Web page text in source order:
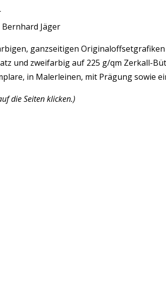
Jäger
ganzseitigen
und zweifarbig auf 225 g/qm Zerkall-
in Malerleinen, mit Prägung sowie
die Seiten klicken.)